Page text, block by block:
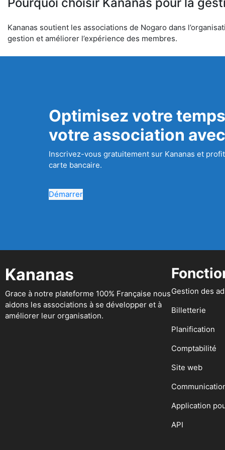
Kananas soutient les associations de Nogaro dans
gestion et améliorer l’expérience des membres.
Optimisez votre
votre association
Inscrivez-vous gratuitement sur Kananas et
carte bancaire.
Démarrer
Kananas
Grace à notre plateforme 100% Française nous
aidons les associations à se développer et à
améliorer leur organisation.
Gestion des
Billetterie
Planification
Comptabilité
Site web
Application
API